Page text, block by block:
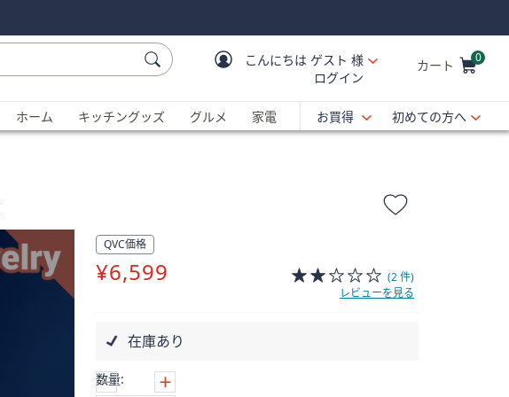
こんにちは ゲスト 様
ログイン
カート 0
ホーム キッチングッズ グルメ 家電 お買得 初めての方へ
QVC価格
削
¥6,599
(2 件)
レビューを見る
在庫あり
数量: